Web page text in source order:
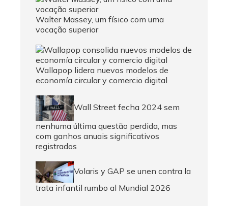
Walter Massey, um físico com uma
vocação superior
Wallapop lidera nuevos modelos de
economía circular y comercio digital
Wall Street fecha 2024 sem
nenhuma última questão perdida, mas
com ganhos anuais significativos
registrados
Volaris y GAP se unen contra la
trata infantil rumbo al Mundial 2026